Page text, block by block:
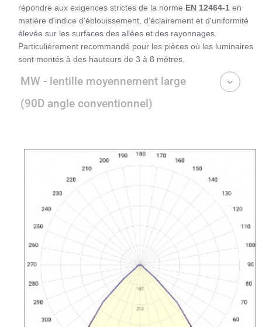
répondre aux exigences strictes de la norme EN 12464-1 en
matière d'indice d'éblouissement, d'éclairement et d'uniformité
élevée sur les surfaces des allées et des rayonnages.
Particulièrement recommandé pour les pièces où les luminaires
sont montés à des hauteurs de 3 à 8 mètres.
MW - lentille moyennement large
(90D angle conventionnel)